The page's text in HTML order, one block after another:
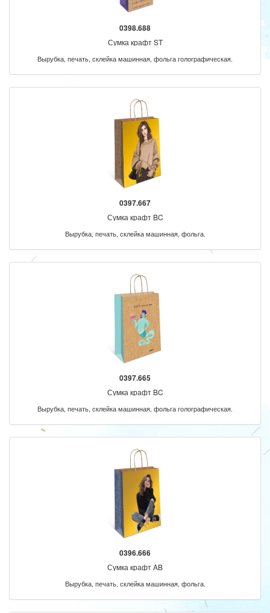
0398.688
Сумка крафт ST
Вырубка, печать, склейка машинная, фольга голографическая.
0397.667
Сумка крафт BC
Вырубка, печать, склейка машинная, фольга.
0397.665
Сумка крафт BC
Вырубка, печать, склейка машинная, фольга голографическая.
0396.666
Сумка крафт AB
Вырубка, печать, склейка машинная, фольга.